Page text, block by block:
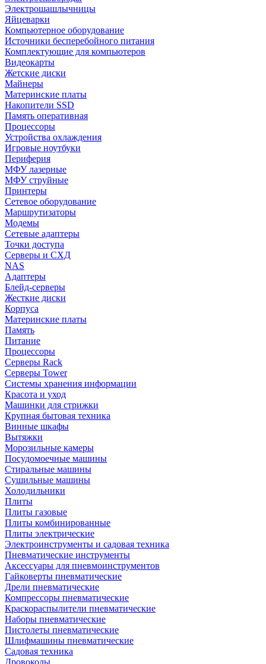
Электрошашлычницы
Яйцеварки
Компьютерное оборудование
Источники бесперебойного питания
Комплектующие для компьютеров
Видеокарты
Жетские диски
Майнеры
Материнские платы
Накопители SSD
Память оперативная
Процессоры
Устройства охлаждения
Игровые ноутбуки
Периферия
МФУ лазерные
МФУ струйные
Принтеры
Сетевое оборудование
Маршрутизаторы
Модемы
Сетевые адаптеры
Точки доступа
Серверы и СХД
NAS
Адаптеры
Блейд-серверы
Жесткие диски
Корпуса
Материнские платы
Память
Питание
Процессоры
Серверы Rack
Серверы Tower
Системы хранения информации
Красота и уход
Машинки для стрижки
Крупная бытовая техника
Винные шкафы
Вытяжки
Морозильные камеры
Посудомоечные машины
Стиральные машины
Сушильные машины
Холодильники
Плиты
Плиты газовые
Плиты комбинированные
Плиты электрические
Электроинструменты и садовая техника
Пневматические инструменты
Аксессуары для пневмоинструментов
Гайковерты пневматические
Дрели пневматические
Компрессоры пневматические
Краскораспылители пневматические
Наборы пневматические
Пистолеты пневматические
Шлифмашины пневматические
Садовая техника
Дровоколы